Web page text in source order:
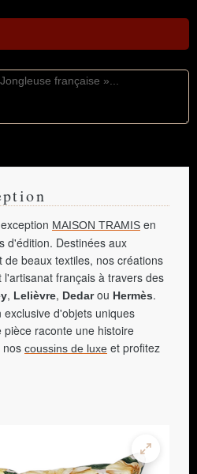
MAISON TRAMIS en
d'édition. Destinées aux
beaux textiles, nos créations
français à travers des
, Lelièvre, Dedarou Hermès.
d'objets uniques
raconte une histoire
nos coussins de luxe et profitez